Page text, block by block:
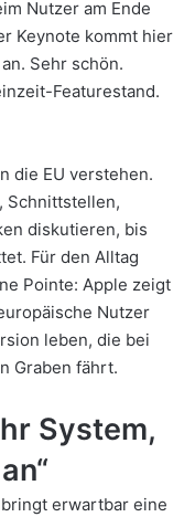
Nutzer am Ende
Keynote kommt hier
Sehr schön.
Featurestand.
die EU verstehen.
Schnittstellen,
diskutieren, bis
Für den Alltag
Pointe: Apple zeigt
Nutzer
leben, die bei
Graben fährt.
System,
erwartbar eine